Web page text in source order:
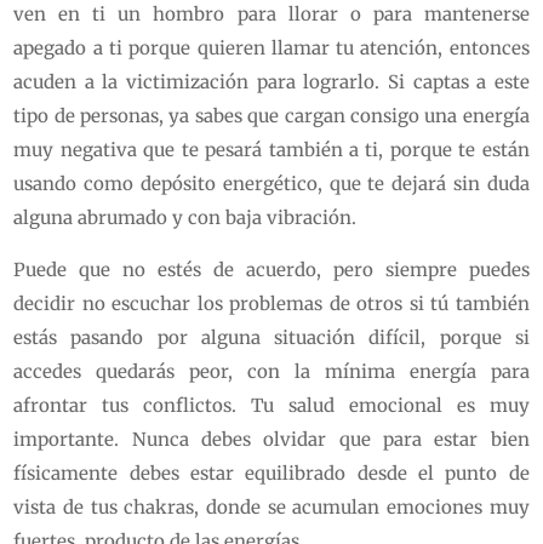
ven en ti un hombro para llorar o para mantenerse
apegado a ti porque quieren llamar tu atención, entonces
acuden a la victimización para lograrlo. Si captas a este
tipo de personas, ya sabes que cargan consigo una energía
muy negativa que te pesará también a ti, porque te están
usando como depósito energético, que te dejará sin duda
alguna abrumado y con baja vibración.
Puede que no estés de acuerdo, pero siempre puedes
decidir no escuchar los problemas de otros si tú también
estás pasando por alguna situación difícil, porque si
accedes quedarás peor, con la mínima energía para
afrontar tus conflictos. Tu salud emocional es muy
importante. Nunca debes olvidar que para estar bien
físicamente debes estar equilibrado desde el punto de
vista de tus chakras, donde se acumulan emociones muy